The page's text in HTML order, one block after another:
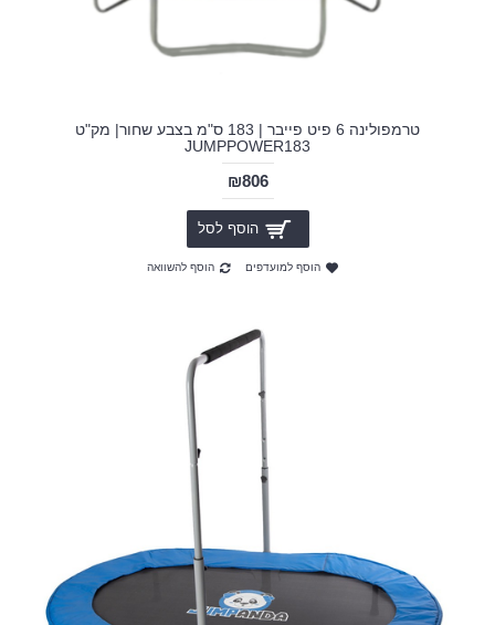
טרמפולינה 6 פיט פייבר | 183 ס"מ בצבע שחור| מק"ט
JUMPPOWER183
₪806
הוסף לסל
הוסף למועדפים הוסף להשוואה